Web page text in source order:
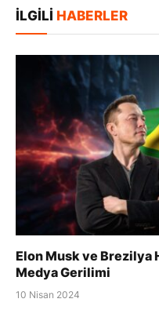
İLGILI HABERLER
Elon Musk ve Brezilya
Medya Gerilimi
10 Nisan 2024